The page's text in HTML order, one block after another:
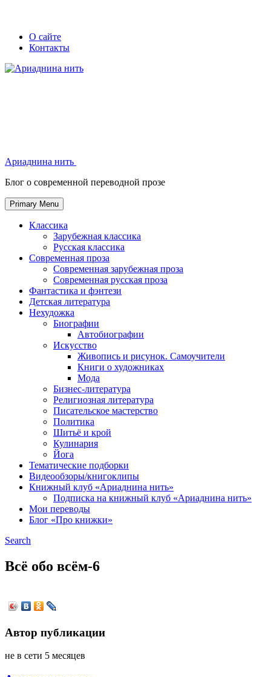
Skip
Secondary
left
navigation
Secondary
right
navigation
О сайте
Контакты
Ариаднина нить
Блог о современной переводной прозе
Primary Menu
Классика
Зарубежная классика
Русская классика
Современная проза
Современная зарубежная проза
Современная русская проза
Фантастика и фэнтези
Детская литература
Нехудожка
Биографии
Автобиографии
Искусство
Живопись и рисунок. Самоучители
Книги о художниках
Мода
Бизнес-литература
Религиозная литература
Писательское мастерство
Политика
Шитьё и крой
Кулинария
Йога
Тематические подборки
Видеообзоры/книгоклипы
Книжный клуб «Ариаднина нить»
Подписка на книжный клуб «Ариаднина нить»
Мои переводы
Блог «Про книжки»
Search
Всё обо всём-6
Автор публикации
не в сети 5 месяцев